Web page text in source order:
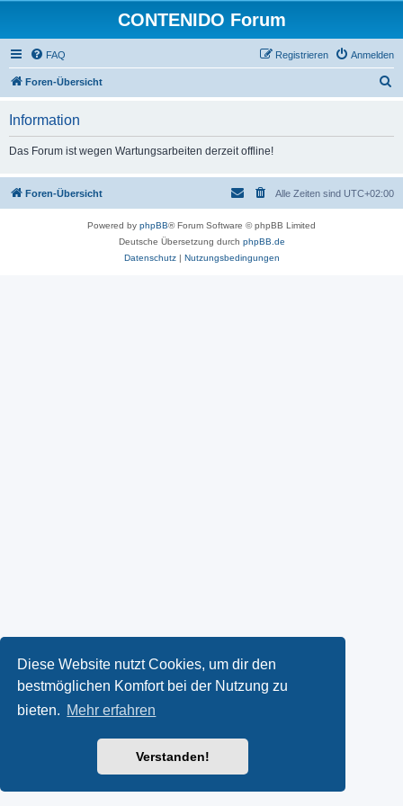
Diese Website nutzt Cookies, um dir den
bestmöglichen Komfort bei der Nutzung zu
bieten. Mehr erfahren
Verstanden!
CONTENIDO Forum
FAQ Anmelden
Registrieren
Foren-Übersicht
Information
Das Forum ist wegen Wartungsarbeiten derzeit offline!
Foren-Übersicht Alle Zeiten sind UTC+02:00
Powered by phpBB® Forum Software © phpBB Limited
Deutsche Übersetzung durch phpBB.de
Datenschutz| Nutzungsbedingungen